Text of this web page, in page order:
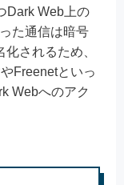
Dark Web上の
た通信は暗号
されるため、
Freenetといっ
Webへのアク